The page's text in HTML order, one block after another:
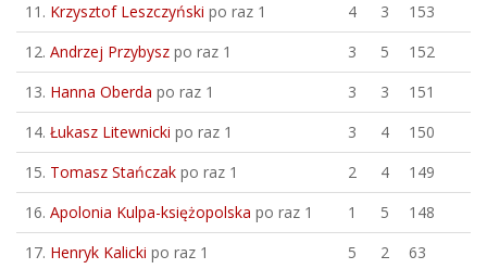
11. Krzysztof Leszczyński po raz 1 4 3
153
12. Andrzej Przybysz po raz 1 3 5
152
13. Hanna Oberda po raz 1 3 3
151
14. Łukasz Litewnicki po raz 1 3 4
150
15. Tomasz Stańczak po raz 1 2 4
149
16. Apolonia Kulpa-księżopolska po raz 1 1 5
148
17. Henryk Kalicki po raz 1 5 2
63